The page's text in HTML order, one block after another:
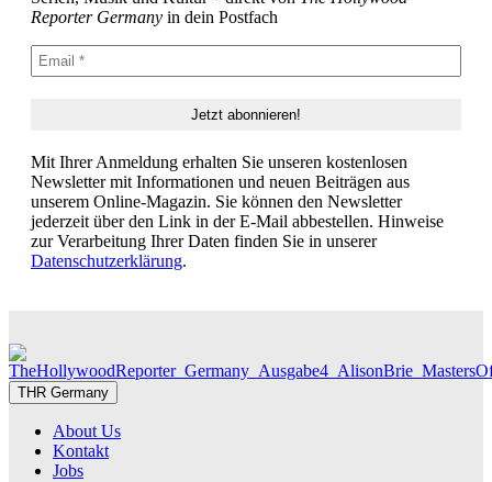
Reporter Germany in dein Postfach
Mit Ihrer Anmeldung erhalten Sie unseren kostenlosen
Newsletter mit Informationen und neuen Beiträgen aus
unserem Online-Magazin. Sie können den Newsletter
jederzeit über den Link in der E-Mail abbestellen. Hinweise
zur Verarbeitung Ihrer Daten finden Sie in unserer
Datenschutzerklärung.
THR Germany
About Us
Kontakt
Jobs